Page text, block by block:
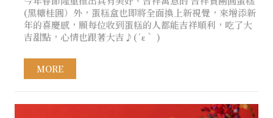
(黑糖桂圓）外，蛋糕盒也即將全面換上新視覺，來增添新
年的喜慶感，願每位收到蛋糕的人都能吉祥順利，吃了大
吉甜點，心情也跟著大吉♪(´ε｀ )
MORE